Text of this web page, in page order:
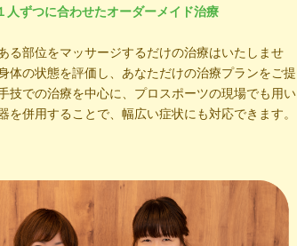
人ずつに合わせたオーダーメイド治療
る部位をマッサージするだけの治療はいたしませ
体の状態を評価し、あなただけの治療プランをご提
技での治療を中心に、プロスポーツの現場でも用い
を併用することで、幅広い症状にも対応できます。